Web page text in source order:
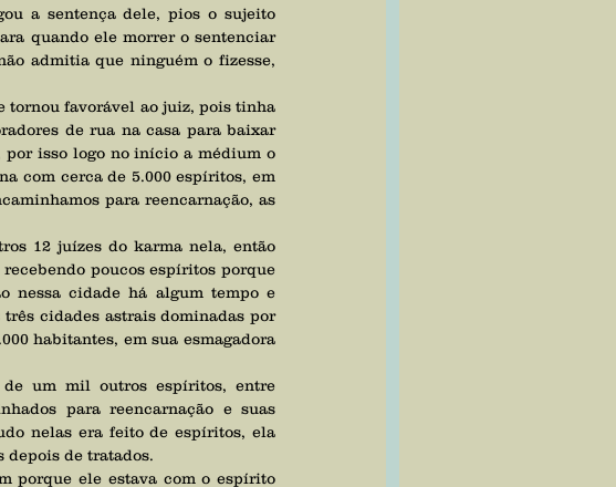
a sentença dele, pios o sujeito
quando ele morrer o sentenciar
admitia que ninguém o fizesse,
de rua na casa para baixar
por isso logo no início a médium o
com cerca de 5.000 espíritos, em
para reencarnação, as
poucos espíritos porque
nessa cidade há algum tempo e
cidades astrais dominadas por
habitantes, em sua esmagadora
para reencarnação e suas
nelas era feito de espíritos, ela
depois de tratados.